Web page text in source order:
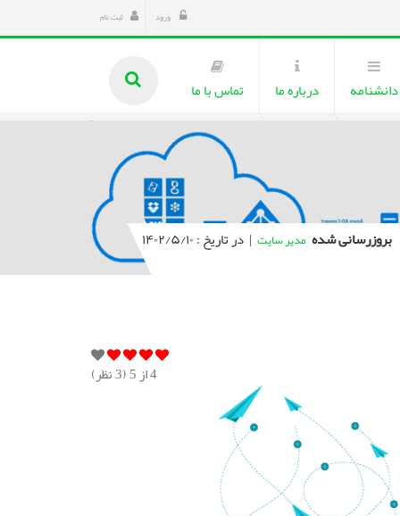
ورود ثبت نام
دانشنامه درباره ما تماس با ما
بروزرسانی شده مدیر سایت | در تاریخ : ۱۴۰۲/۵/۱۰
4از 5 ( 3نظر)